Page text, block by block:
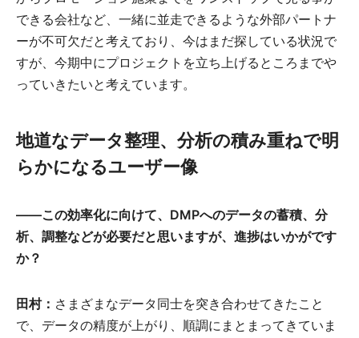
できる会社など、一緒に並走できるような外部パートナ
ーが不可欠だと考えており、今はまだ探している状況で
すが、今期中にプロジェクトを立ち上げるところまでや
っていきたいと考えています。
地道なデータ整理、分析の積み重ねで明
らかになるユーザー像
――この効率化に向けて、DMPへのデータの蓄積、分
析、調整などが必要だと思いますが、進捗はいかがです
か？
田村： さまざまなデータ同士を突き合わせてきたこと
で、データの精度が上がり、順調にまとまってきていま